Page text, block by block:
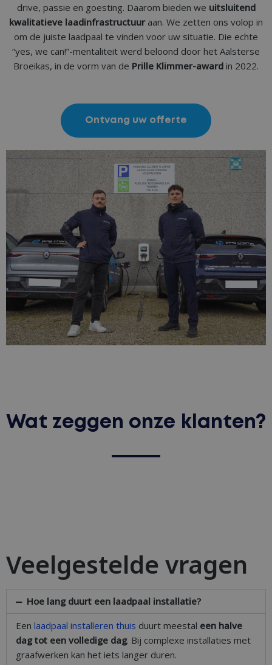
drive, passie en goesting. Daarom bieden we uitsluitend
kwalitatieve laadinfrastructuuraan. We zetten ons volop in
om de juiste laadpaal te vinden voor uw situatie. Die echte
“yes, we can!”-mentaliteit werd beloond door het Aalsterse
Broeikas, in de vorm van de Prille Klimmer-award in 2022.
Ontvang uw offerte
Wat zeggen onze klanten?
Veelgestelde vragen
Hoe lang duurt een laadpaal installatie?
Een laadpaal installeren thuis duurt meestal een halve
dag tot een volledige dag. Bij complexe installaties met
graafwerken kan het iets langer duren.